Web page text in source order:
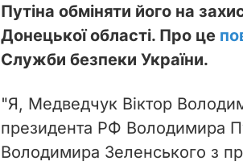
Путіна обміняти його на
Донецької області. Про це
Служби безпеки України.
"Я, Медведчук Віктор
президента РФ Володимира
Володимира Зеленського з